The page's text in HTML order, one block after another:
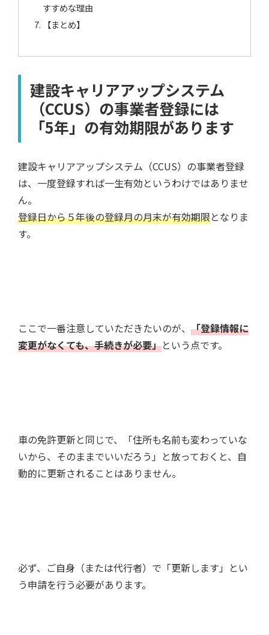
すすめな理由
【まとめ】
建設キャリアアップシステム
（CCUS）の事業者登録には
「5年」の有効期限があります
建設キャリアアップシステム（CCUS）の事業者登録
は、一度登録すれば一生有効というわけではありませ
ん。
登録日から５年後の登録月の月末が有効期限となりま
す。
ここで一番注意していただきたいのが、 「登録情報に
変更がなくても、手続きが必要」という点です。
車の免許更新と同じで、「住所も名前も変わっていな
いから、そのままでいいだろう」と放っておくと、自
動的に更新されることはありません。
必ず、ご自身（または代行者）で「更新します」とい
う申請を行う必要があります。